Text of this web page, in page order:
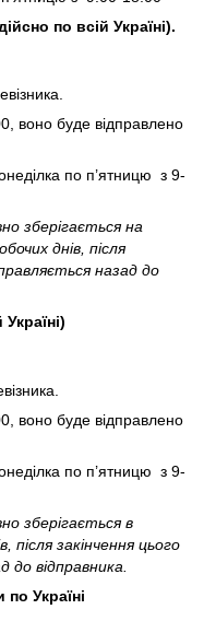
по всій Україні).
воно буде відправлено
по п’ятницю з 9-
зберігається на
днів, після
назад до
воно буде відправлено
по п’ятницю з 9-
зберігається в
закінчення цього
до відправника.
Україні